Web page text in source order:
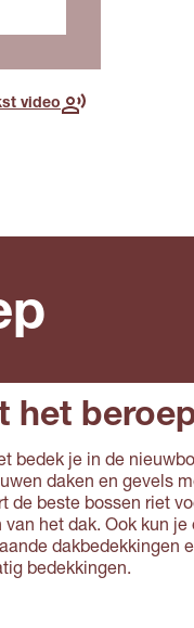
video
het
bedek je in de
daken en gevels
de beste bossen riet
van het dak. Ook kun je
dakbedekkingen
bedekkingen.